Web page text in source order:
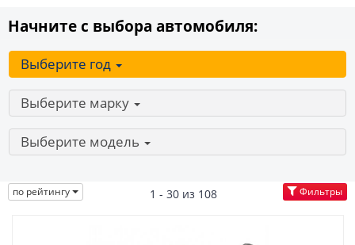
Начните с выбора автомобиля:
Выберите год
Выберите марку
Выберите модель
по рейтингу 1 - 30 из 108 Фильтры